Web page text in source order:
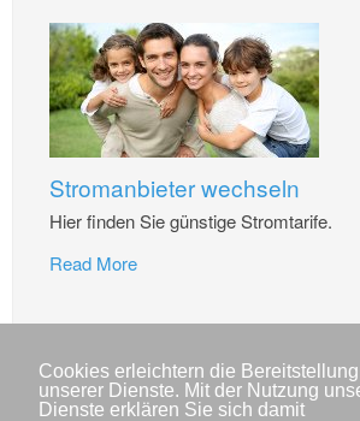
Cookies erleichtern die Bereitstellung
unserer Dienste. Mit der Nutzung
Dienste erklären Sie sich damit
Stromanbieter wechseln
Hier finden Sie günstige Stromtarife.
Read More